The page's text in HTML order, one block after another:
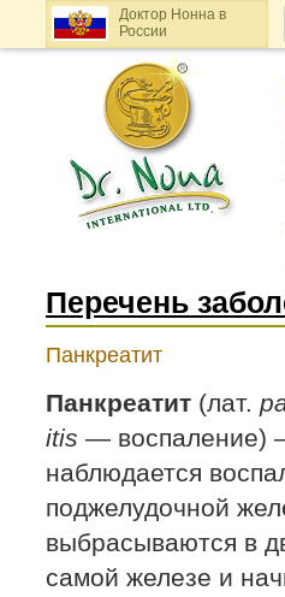
Доктор Нонна в
России
Перечень
Панкреатит
Панкреатит (лат.
itis — воспаление)
наблюдается
поджелудочной
выбрасываются в
самой железе и